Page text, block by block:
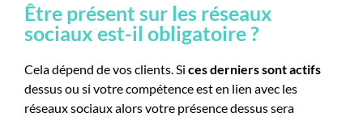
Être présent sur les réseaux
sociaux est-il obligatoire ?
Cela dépend de vos clients. Si ces derniers sont actifs
dessus ou si votre compétence est en lien avec les
réseaux sociaux alors votre présence dessus sera